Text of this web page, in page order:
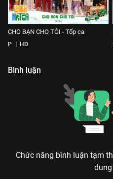
CHO BẠN CHO TÔI - Tốp ca
P HD
Bình luận
Chức năng bình luận tạm